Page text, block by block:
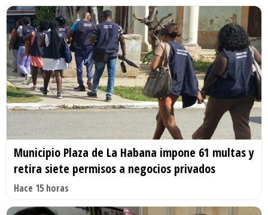
Municipio Plaza de La Habana impone 61 multas y
retira siete permisos a negocios privados
Hace 15 horas